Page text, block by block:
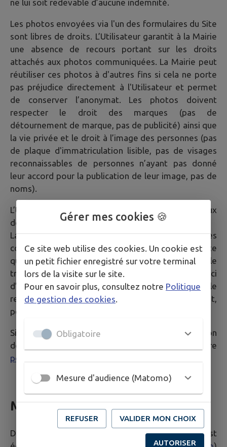
ne lui soit redevable d’aucune indemnité.
Les photos envoyées via l'un des formulaires du Site
sont libres de droits. L’Utilisateur garantit à la Mairie
une absence de recours portant sur les droits
attachés aux photos communiquées. La Mairie peut
réutiliser ces photos à d'autres fins si cela ne porte
pas préjudice directement à l'Utilisateur et permet
de conserver l’anonymat. Les photos doivent
respecter le droit des marques (pas de
détournement de marque, pas de publicité) ainsi que
la vie privée et le droit à l’image des personnes (pas
de plaque d'immatriculation lisible, pas de visages
reconnaissables de personnes n’ayant pas donné
leur accord pour la publication de leur image, pas de
noms).
L’Utilisateur est averti que la Mairie a accès aux
données communiquées via les formulaires du Site.
La Mairie a la possibilité de transférer les données
communiquées via le formulaire auprès de n’importe
quelle personne jugée compétente pour le
traitement de la demande dans un souci
d’optimisation de la qualité du service public dans le
respect des dispositions légales qui les concernent,
personne qui peut être externe à ces collectivités.
Si vous souhaitez plus d'informations sur la gestion
de vos données personnelles, consultez notre
politique de confidentialité
Mesure d'audience
Dans le but de mesurer l'audience du Site, celui-ci est
Gérer mes cookies 🍪
Ce site web utilise des cookies. Un cookie est
un petit fichier enregistré sur votre terminal
lors de la visite sur le site.
Pour en savoir plus, consultez notre Politique
de gestion des cookies
Obligatoire
Mesure d'audience (Matomo)
REFUSER VALIDER MON CHOIX
AUTORISER